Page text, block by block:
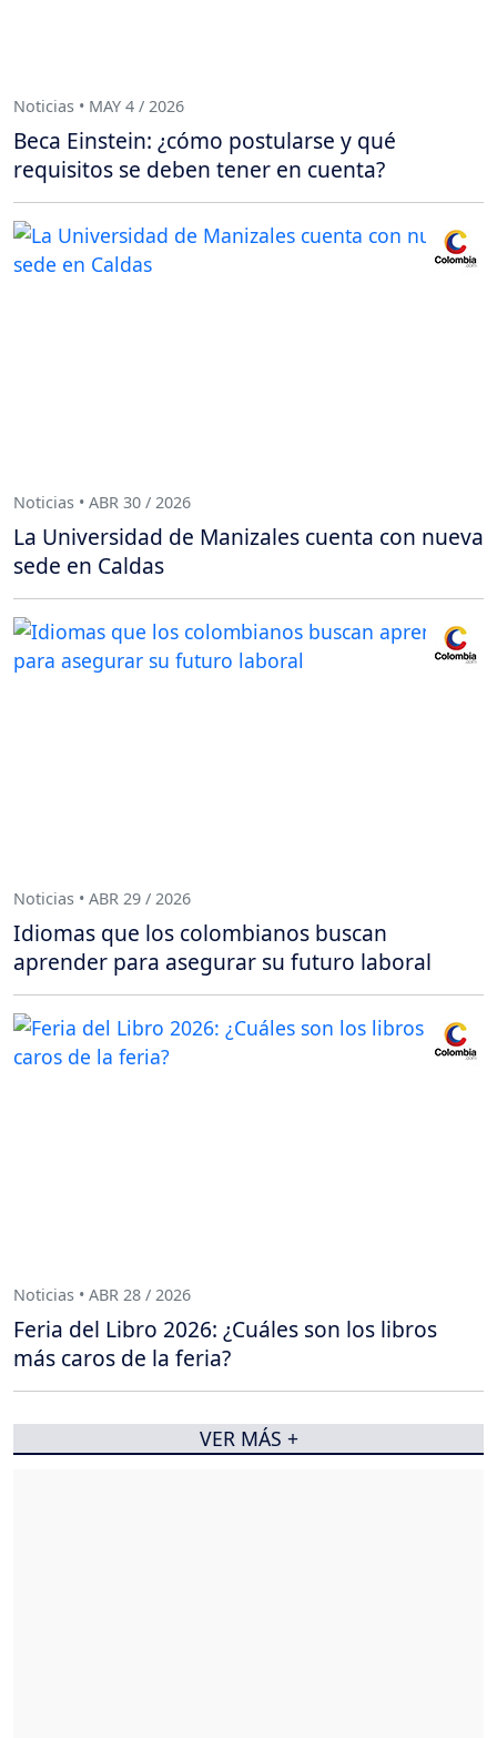
Noticias • MAY 4 / 2026
Beca Einstein: ¿cómo postularse y qué
requisitos se deben tener en cuenta?
Noticias • ABR 30 / 2026
La Universidad de Manizales cuenta con nueva
sede en Caldas
Noticias • ABR 29 / 2026
Idiomas que los colombianos buscan
aprender para asegurar su futuro laboral
Noticias • ABR 28 / 2026
Feria del Libro 2026: ¿Cuáles son los libros
más caros de la feria?
VER MÁS +